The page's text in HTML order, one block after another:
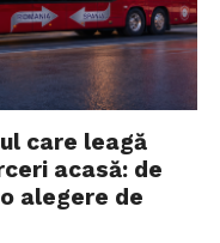
care leagă
acasă: de
alegere de